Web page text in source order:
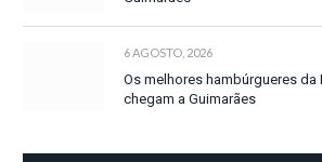
6 AGOSTO, 2026
Os melhores hambúrgueres da
chegam a Guimarães